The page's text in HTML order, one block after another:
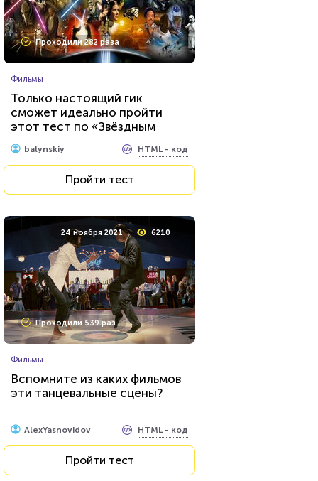
Проходили 282 раза
Фильмы
Только настоящий гик
сможет идеально пройти
этот тест по «Звёздным
войнам»
balynskiy HTML - код
Пройти тест
24 ноября 2021 6210
Проходили 539 раз
Фильмы
Вспомните из каких фильмов
эти танцевальные сцены?
AlexYasnovidov HTML - код
Пройти тест